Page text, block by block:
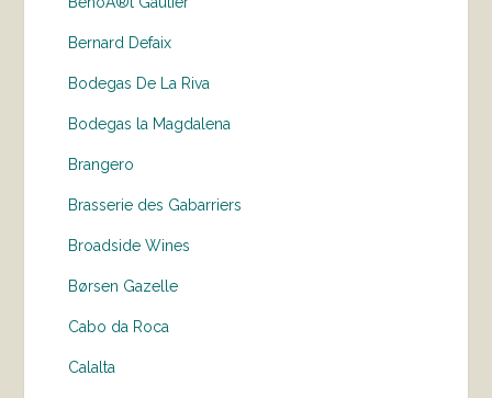
Bernard Defaix
Bodegas De La Riva
Bodegas la Magdalena
Brangero
Brasserie des Gabarriers
Broadside Wines
Børsen Gazelle
Cabo da Roca
Calalta